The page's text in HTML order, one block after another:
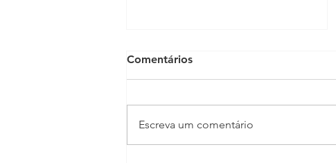
Comentários
Escreva um comentário